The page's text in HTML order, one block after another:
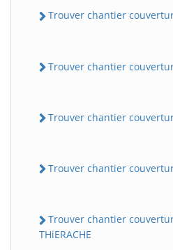
Trouver chantier
Trouver chantier
Trouver chantier
Trouver chantier
Trouver chantier
THiERACHE